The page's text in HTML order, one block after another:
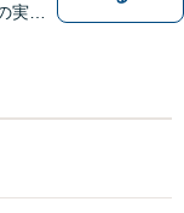
実績
ださ